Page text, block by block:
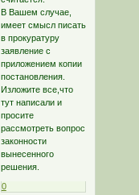
В Вашем случае,
имеет смысл писать
в прокуратуру
заявление с
приложением копии
постановления.
Изложите все,что
тут написали и
просите
рассмотреть вопрос
законности
вынесенного
решения.
0